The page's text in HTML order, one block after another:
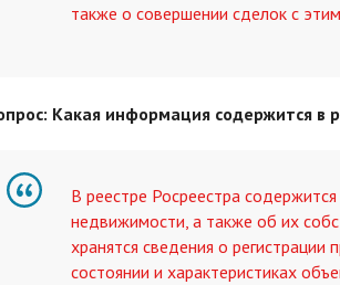
также о совершении сделок с
Какая информация содержится в
В реестре Росреестра
недвижимости, а также об их
хранятся сведения о
состоянии и характеристиках